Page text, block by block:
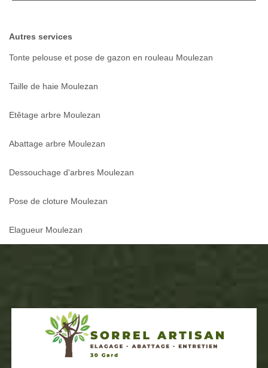
Autres services
Tonte pelouse et pose de gazon en rouleau Moulezan
Taille de haie Moulezan
Etêtage arbre Moulezan
Abattage arbre Moulezan
Dessouchage d'arbres Moulezan
Pose de cloture Moulezan
Elagueur Moulezan